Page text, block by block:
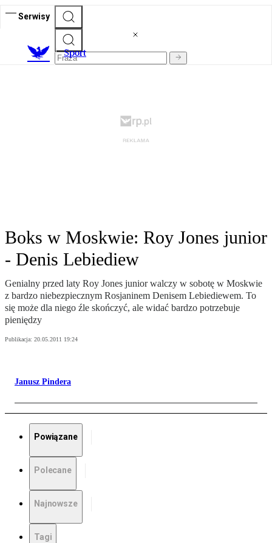
Serwisy
Sport
Boks w Moskwie: Roy Jones junior
- Denis Lebiediew
Genialny przed laty Roy Jones junior walczy w sobotę w Moskwie
z bardzo niebezpiecznym Rosjaninem Denisem Lebiediewem. To
się może dla niego źle skończyć, ale widać bardzo potrzebuje
pieniędzy
Publikacja: 20.05.2011 19:24
Janusz Pindera
Powiązane
Polecane
Najnowsze
Tagi